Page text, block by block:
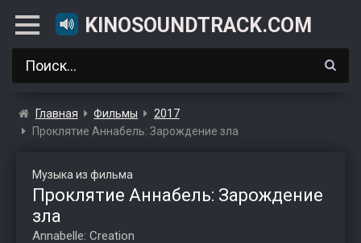
KINOSOUNDTRACK.COM
Главная Фильмы
2017
Проклятие Аннабель: Зарождение зла
Музыка из фильма
Проклятие Аннабель: Зарождение
зла
Annabelle: Creation